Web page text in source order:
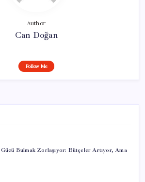
Author
Can Doğan
Follow Me
Bulmak Zorlaşıyor: Bütçeler Artıyor, Ama